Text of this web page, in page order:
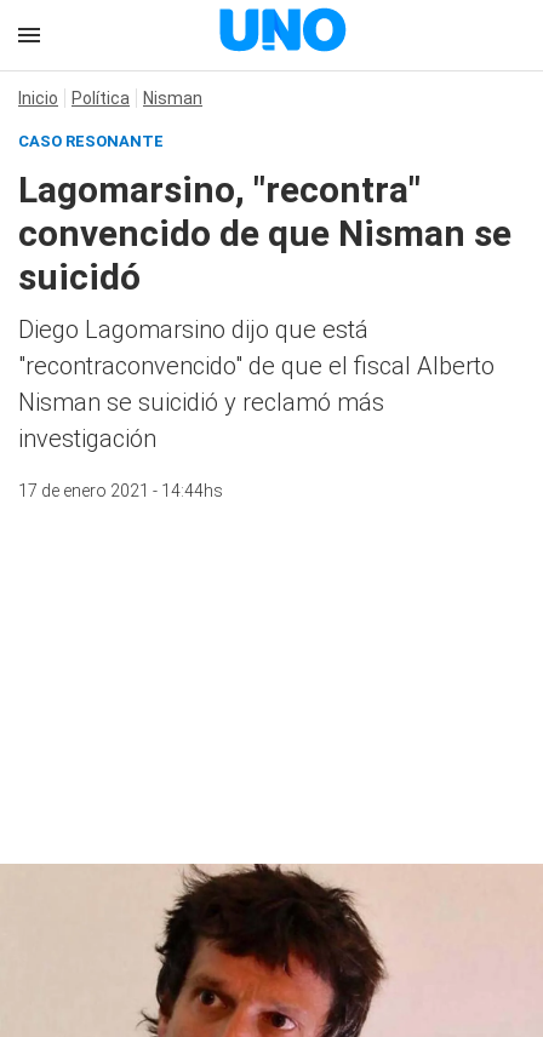
Inicio Política Nisman
CASO RESONANTE
Lagomarsino, "recontra"
convencido de que Nisman se
suicidó
Diego Lagomarsino dijo que está
"recontraconvencido" de que el fiscal Alberto
Nisman se suicidió y reclamó más
investigación
17 de enero 2021 - 14:44hs